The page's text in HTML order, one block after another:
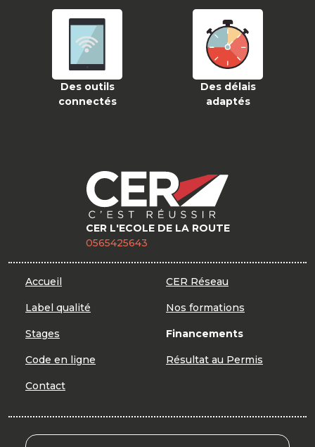
Des outils
connectés
Des délais
adaptés
CER L'ECOLE DE LA ROUTE
0565425643
Accueil CER Réseau
Label qualité Nos formations
Stages Financements
Code en ligne Résultat au Permis
Contact